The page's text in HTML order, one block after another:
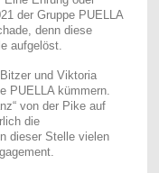
der Gruppe PUELLA
denn diese
aufgelöst.
und Viktoria
PUELLA kümmern.
von der Pike auf
die
dieser Stelle vielen